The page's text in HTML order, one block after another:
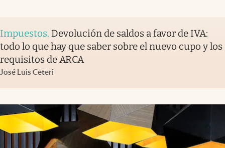
Impuestos. Devolución de saldos a favor de IVA:
todo lo que hay que saber sobre el nuevo cupo y los
requisitos de ARCA
José Luis Ceteri